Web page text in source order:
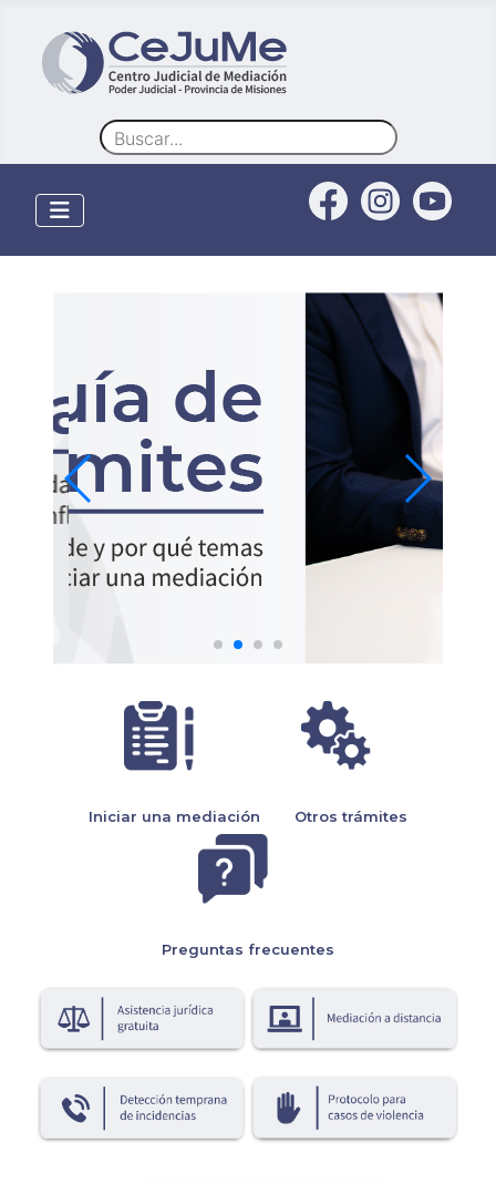
Buscar
Iniciar una mediación Otros trámites
Preguntas frecuentes